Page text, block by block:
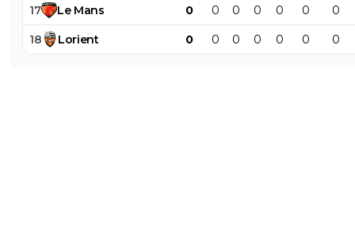
17 Le Mans 0 0 0 0 0 0 0
18 Lorient 0 0 0 0 0 0 0